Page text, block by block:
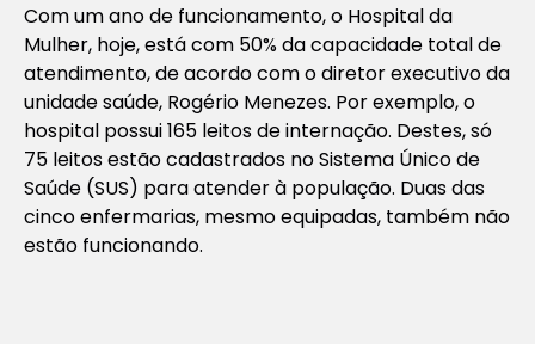
Com um ano de funcionamento, o Hospital da
Mulher, hoje, está com 50% da capacidade total de
atendimento, de acordo com o diretor executivo da
unidade saúde, Rogério Menezes. Por exemplo, o
hospital possui 165 leitos de internação. Destes, só
75 leitos estão cadastrados no Sistema Único de
Saúde (SUS) para atender à população. Duas das
cinco enfermarias, mesmo equipadas, também não
estão funcionando.